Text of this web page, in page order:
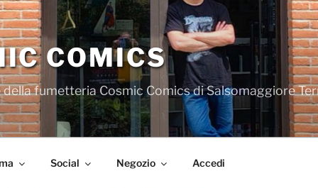
COMICS
fumetteria Cosmic Comics di Salsomaggiore
Social Negozio Accedi